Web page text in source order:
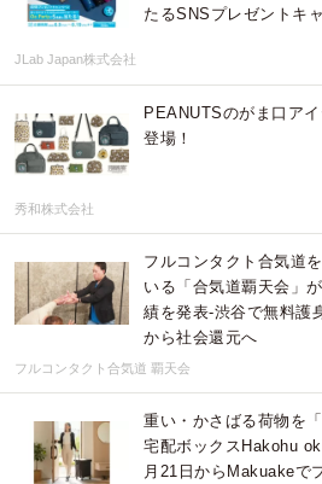
たるSNSプレゼントキ
JLab Japan株式会社
PEANUTSのがま口ア
登場！
秀和株式会社
フルコンタクト合気道
いる「合気道覇天会」
績を発表‐渋谷で無料護
から社会還元へ
フルコンタクト合気道 覇天会
重い・かさばる荷物を
宅配ボックスHakohu
月21日からMakuakeで